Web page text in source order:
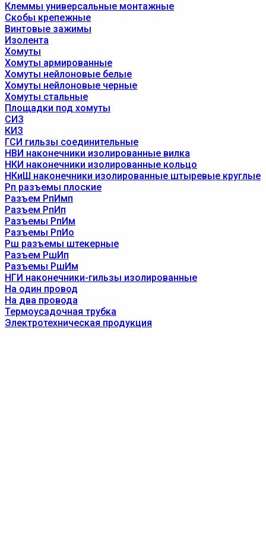
Клеммы универсальные монтажные
Скобы крепежные
Винтовые зажимы
Изолента
Хомуты
Хомуты армированные
Хомуты нейлоновые белые
Хомуты нейлоновые черные
Хомуты стальные
Площадки под хомуты
СИЗ
КИЗ
ГСИ гильзы соединительные
НВИ наконечники изолированные вилка
НКИ наконечники изолированные кольцо
НКиШ наконечники изолированные штыревые круглые
Рп разъемы плоские
Разъем РпИмп
Разъем РпИп
Разъемы РпИм
Разъемы РпИо
Рш разъемы штекерные
Разъем РшИп
Разъемы РшИм
НГИ наконечники-гильзы изолированные
На один провод
На два провода
Термоусадочная трубка
Электротехническая продукция